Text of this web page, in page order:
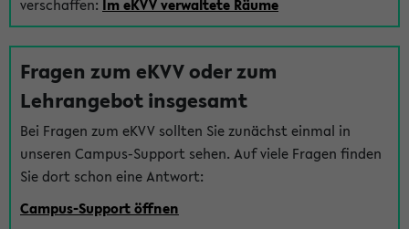
verschaffen: Im eKVV verwaltete Räume
Fragen zum eKVV oder zum
Lehrangebot insgesamt
Bei Fragen zum eKVV sollten Sie zunächst einmal in
unseren Campus-Support sehen. Auf viele Fragen finden
Sie dort schon eine Antwort:
Campus-Support öffnen